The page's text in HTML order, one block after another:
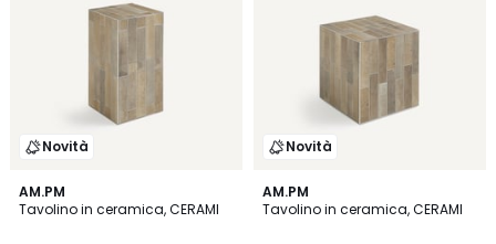
Novità
AM.PM
Tavolino in ceramica, CERAMI
2
Colori
Novità
AM.PM
Tavolino in ceramica, CERAMI
2
Colori